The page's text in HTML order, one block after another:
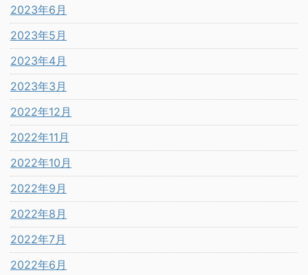
2023年6月
2023年5月
2023年4月
2023年3月
2022年12月
2022年11月
2022年10月
2022年9月
2022年8月
2022年7月
2022年6月